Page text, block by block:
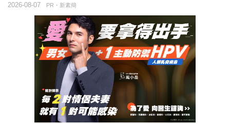
PR・新素簡
2026-08-07